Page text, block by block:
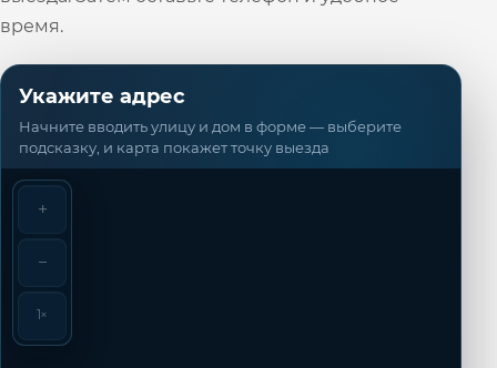
выезда. Затем оставьте телефон и удобное
Укажите адрес
Начните вводить улицу и дом в форме — выберите
подсказку, и карта покажет точку выезда
+
−
1×